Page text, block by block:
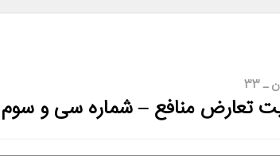
33
تعارض منافع – شماره سی‌ و سوم